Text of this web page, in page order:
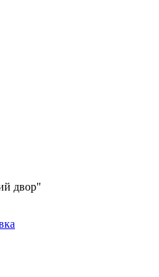
двор"